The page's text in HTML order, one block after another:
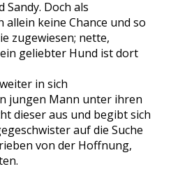
Doch als
keine Chance und so
zugewiesen; nette,
geliebter Hund ist dort
in sich
jungen Mann unter ihren
dieser aus und begibt sich
auf die Suche
von der Hoffnung,